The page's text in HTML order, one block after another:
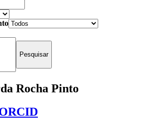
Rocha Pinto